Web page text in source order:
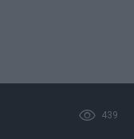
439